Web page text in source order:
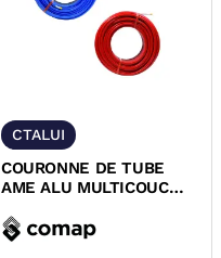
CTALUI
COURONNE DE TUBE
AME ALU MULTICOUCHE
COMAP